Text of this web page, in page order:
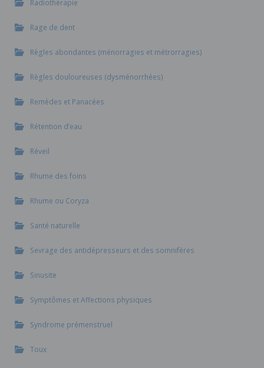
Radiothérapie
Rage de dent
Règles abondantes (ménorragies et métrorragies)
Règles douloureuses (dysménorrhées)
Remèdes et Panacées
Rétention d’eau
Réveil
Rhume des foins
Rhume ou Coryza
Santé naturelle
Sevrage des antidépresseurs et des somnifères
Sinusite
Symptômes et Affections physiques
Syndrome prémenstruel
Toux